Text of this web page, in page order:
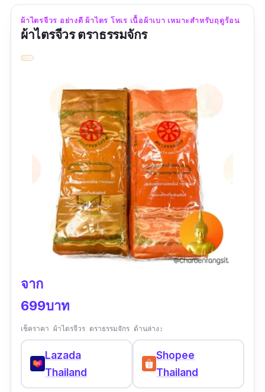
การนุ่งห่มในระยะสั้น หรือ ผู้ที่ต้องการประหยัด
เพราะเป็นผ้าที่มีราคาถูกที่สุด ผ้าไรตรจีวรรุ่นนี้มี
ขนาด 1.90 เมตร เหมาะกับพระสงฆ์ที่มีความสูง
ประมาณ 160 - 170 เซนติเมตร และน้ำหนักไม่เกิน
แก่นบวร และ สีทองหรือสีส้ม เป็นอีกหนึ่งผ้าไตร
จีวร ราคาถูก แต่คุณภาพคุ้มค่า
รีวิวจากผู้ใช้จริง:
"สินค้าดี ส่งไว ใช้ได้ทันเวลาพอดี ตอนแรกคิดว่า
จะขับไปซื้อแต่ในเว็บราคาถูกกว่า สะดวกกว่า
แนะนำซื้อในเว็บ ร้านค้าให้คำปรึกษาดี สามารถ
สอบถามได้ตลอด สินค้ามีคุณภาพ เจ้าของร้าน
บอกว่าเปลี่ยนสินค้าได้ถ้ามีตำหนิ แนะนำร้านนี้
ผ้าไตรจีวร อย่างดี ผ้าไตร โทเร เนื้อผ้าเบา เหมาะสำหรับฤดูร้อน
ผ้าไตรจีวร ตราธรรมจักร
จาก
699บาท
เช็คราคา ผ้าไตรจีวร ตราธรรมจักร ด้านล่าง:
Lazada
Thailand
Shopee
Thailand